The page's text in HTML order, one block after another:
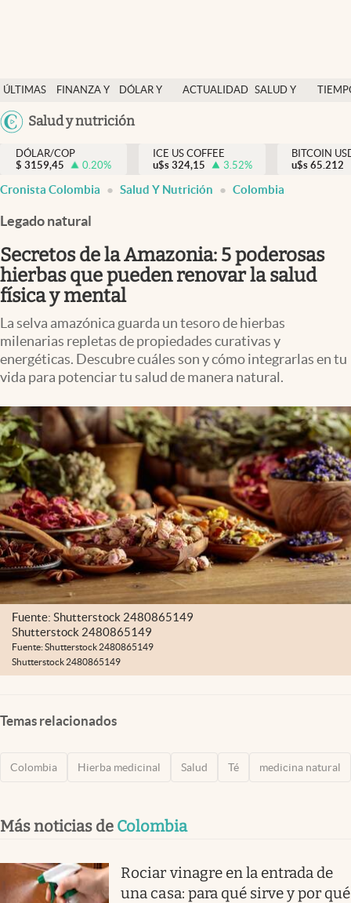
ÚLTIMAS
NOTICIAS
FINANZA Y
DÓLAR Y
ACTUALIDAD SALUD Y
México
Salud y nutrición
Salud y nutrición
Vida espiritual
Actualidad
Colombia
DÓLAR/COP
$ 3159,45 0.20%
ICE US COFFEE
u$s 324,15 3.52%
BITCOIN
u$s 65.212
Cronista Colombia Salud Y Nutrición Colombia
Legado natural
Secretos de la Amazonia: 5 poderosas
hierbas que pueden renovar la salud
física y mental
La selva amazónica guarda un tesoro de hierbas
milenarias repletas de propiedades curativas y
energéticas. Descubre cuáles son y cómo integrarlas en tu
vida para potenciar tu salud de manera natural.
Fuente: Shutterstock 2480865149
Shutterstock 2480865149
Fuente: Shutterstock 2480865149
Shutterstock 2480865149
Temas relacionados
Colombia Hierba medicinal Salud Té medicina natural
Más noticias de Colombia
Rociar vinagre en la entrada de
una casa: para qué sirve y por qué